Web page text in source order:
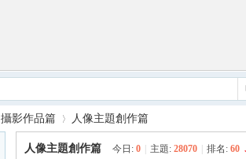
攝影作品篇 人像主題創作篇
人像主題創作篇 今日: 0 主題: 28070 排名: 60